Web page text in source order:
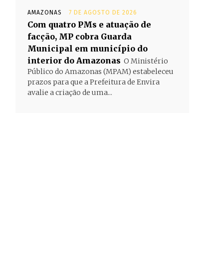
AMAZONAS 7 DE AGOSTO DE 2026
Com quatro PMs e atuação de
facção, MP cobra Guarda
Municipal em município do
interior do Amazonas O Ministério
Público do Amazonas (MPAM) estabeleceu
prazos para que a Prefeitura de Envira
avalie a criação de uma...